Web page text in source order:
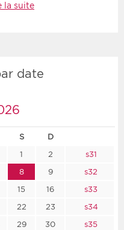
la suite
date
S D
1 2
s31
8 9
s32
15 16
s33
22 23
s34
29 30
s35